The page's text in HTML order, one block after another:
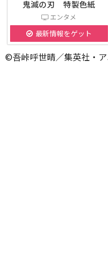
鬼滅の刃 特製色紙
エンタメ
最新情報をゲット
©吾峠呼世晴／集英社・